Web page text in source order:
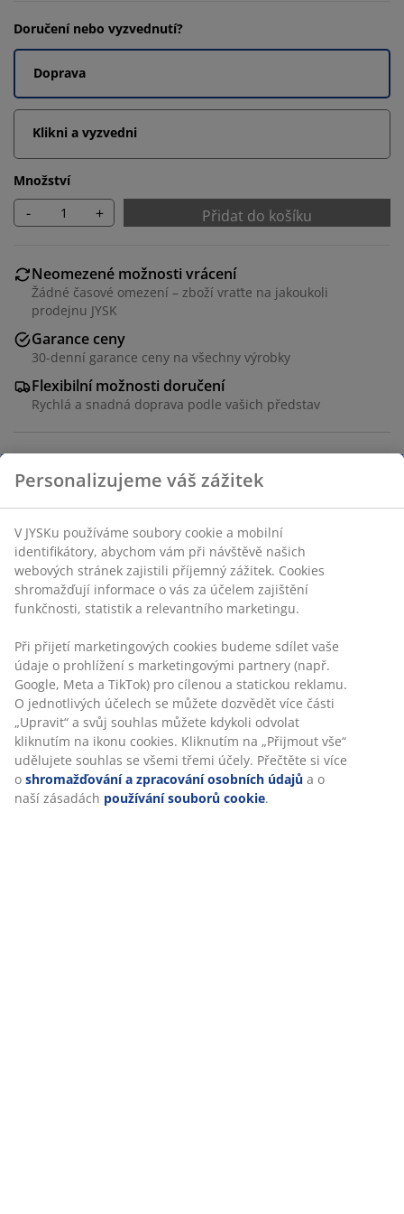
Doručení nebo vyzvednutí?
Doprava
Klikni a vyzvedni
Množství
- + Přidat do košíku
Neomezené možnosti vrácení
Žádné časové omezení – zboží vraťte na jakoukoli
prodejnu JYSK
Garance ceny
30-denní garance ceny na všechny výrobky
Flexibilní možnosti doručení
Rychlá a snadná doprava podle vašich představ
Skladová položka: 5808400
Specifikace
(7)
Doprava
Personalizujeme váš zážitek
V JYSKu používáme soubory cookie a mobilní
identifikátory, abychom vám při návštěvě našich
webových stránek zajistili příjemný zážitek. Cookies
shromažďují informace o vás za účelem zajištění
funkčnosti, statistik a relevantního marketingu.
Při přijetí marketingových cookies budeme sdílet vaše
údaje o prohlížení s marketingovými partnery (např.
Google, Meta a TikTok) pro cílenou a statickou reklamu.
O jednotlivých účelech se můžete dozvědět více části
„Upravit“ a svůj souhlas můžete kdykoli odvolat
kliknutím na ikonu cookies. Kliknutím na „Přijmout vše“
udělujete souhlas se všemi třemi účely. Přečtěte si více
o shromažďování a zpracování osobních údajů a o
naší zásadách používání souborů cookie.